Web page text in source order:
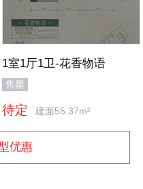
1室1厅1卫-花香物语
售罄
待定 建面55.37m²
优惠